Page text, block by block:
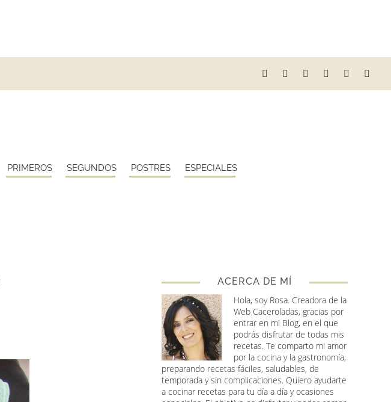
PRIMEROS SEGUNDOS POSTRES ESPECIALES
ACERCA DE MÍ
Hola, soy Rosa. Creadora de la
Web Caceroladas, gracias por
entrar en mi Blog, en el que
podrás disfrutar de todas mis
recetas. Te comparto mi amor
por la cocina y la gastronomía,
preparando recetas fáciles, saludables, de
temporada y sin complicaciones. Quiero ayudarte
a cocinar recetas para tu día a día y ocasiones